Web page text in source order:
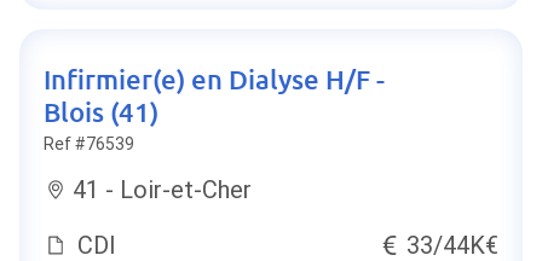
Infirmier(e) en Dialyse H/F -
Blois (41)
Ref #76539
41 - Loir-et-Cher
CDI
33/44K€